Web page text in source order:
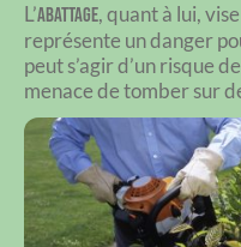
L’abattage, quant à lui,
représente un danger
peut s’agir d’un risque
menace de tomber sur